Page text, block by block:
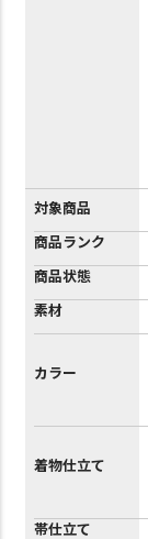
対象商品
商品ランク
商品状態
素材
カラー
着物仕立て
帯仕立て